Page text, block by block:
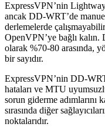
ExpressVPN’nin
ancak DD-WRT’de
derlemelerde
OpenVPN’ye bağlı kalın.
olarak %70-80 arasında,
bir sayıdır.
ExpressVPN’nin DD-
hataları ve MTU
sorun giderme
sırasında diğer
noktalarıdır.